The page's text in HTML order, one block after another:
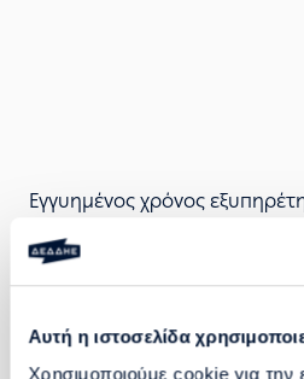
Αυτή η ιστοσελίδα
Χρησιμοποιούμε cookie για την
Εγγυημένος χρόνος
εργάσιμες ημέρες – Πίνακας
Οικονομικές Ρήτρες –